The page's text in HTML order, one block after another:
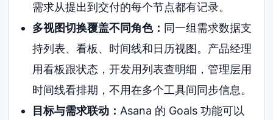
需求从提出到交付的每个节点都有记录。
多视图切换覆盖不同角色： 同一组需求数据支
持列表、看板、时间线和日历视图。产品经理
用看板跟状态，开发用列表查明细，管理层用
时间线看排期，不用在多个工具间同步信息。
目标与需求联动： Asana 的 Goals 功能可以